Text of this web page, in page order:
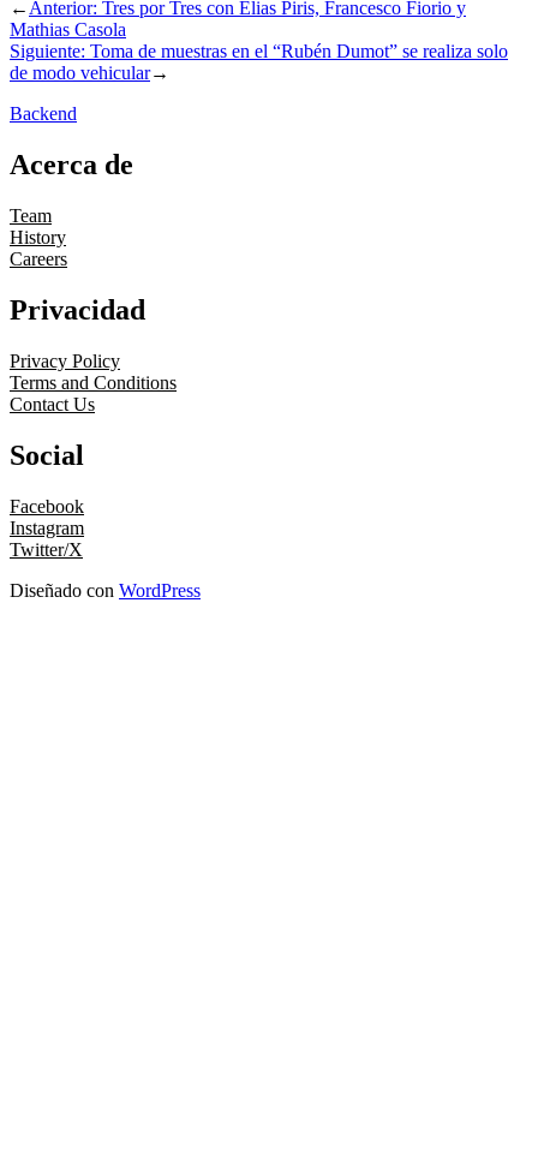
←Anterior: Tres por Tres con Elias Piris, Francesco Fiorio y
Mathias Casola
Siguiente: Toma de muestras en el “Rubén Dumot” se realiza solo
de modo vehicular→
Backend
Acerca de
Team
History
Careers
Privacidad
Privacy Policy
Terms and Conditions
Contact Us
Social
Facebook
Instagram
Twitter/X
Diseñado con WordPress